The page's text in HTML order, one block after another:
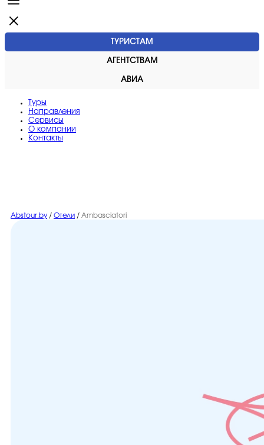
ТУРИСТАМ
АГЕНТСТВАМ
АВИА
Туры
Направления
Сервисы
O компании
Контакты
Abstour.by / Отели / Ambasciatori